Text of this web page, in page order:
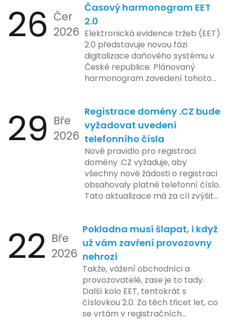
podniky s náročnými účetními
procesy.
26 Čer
2026
Časový harmonogram EET
2.0
Elektronická evidence tržeb (EET)
2.0 představuje novou fázi
digitalizace daňového systému v
České republice. Plánovaný
harmonogram zavedení tohoto
zahrnuje přípravu technické
platformy a legislativních změn,
které by měly být předloženy do
konce tohoto roku. Očekává se,
že tato fáze umožní adaptaci
systémů a rozšíření podpory pro
podnikatele, přičemž všechny
potřebné technologie by měly
být dostupné k testování v rámci
plánovaná na první pololetí
následujícího roku, je zaměřena
na školení a edukaci uživatelů,
včetně přípravy materiálů a
školení pro zaměstnavatele a
účetní firmy. V této fázi dojde
také k oficiálnímu spuštění
systému pro vybrané segmenty
podnikání. Třetí a konečná fáze
29 Bře
2026
Registrace domény .CZ bude
vyžadovat uvedení
telefonního čísla
Nové pravidlo pro registraci
domény .CZ vyžaduje, aby
všechny nové žádosti o registraci
obsahovaly platné telefonní číslo.
Tato aktualizace má za cíl zvýšit
České republice. Povinnost uvést
telefonní číslo se týká všech
nově registrovaných domén, a
také může ovlivnit stávající
majitele domén při aktualizaci
jejich údajů.
22 Bře
2026
Pokladna musí šlapat, i když
už vám zavření provozovny
nehrozí
Takže, vážení obchodníci a
provozovatelé, zase je to tady.
Další kolo EET, tentokrát s
číslovkou 2.0. Za těch třicet let, co
se vrtám v registračních